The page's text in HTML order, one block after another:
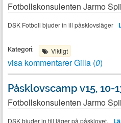
Fotbollskonsulenten Jarmo
DSK Fotboll bjuder in ill påsklovsläger
Kategori: Viktigt
visa kommentarerGilla (0)
Påsklovscamp v15, 10-
Fotbollskonsulenten Jarmo
DSK bjuder in till läger på påsklovet.